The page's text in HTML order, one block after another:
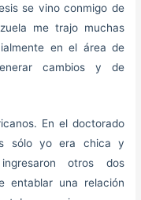
se vino conmigo de
me trajo muchas
en el área de
cambios y de
En el doctorado
sólo yo era chica y
otros dos
entablar una relación